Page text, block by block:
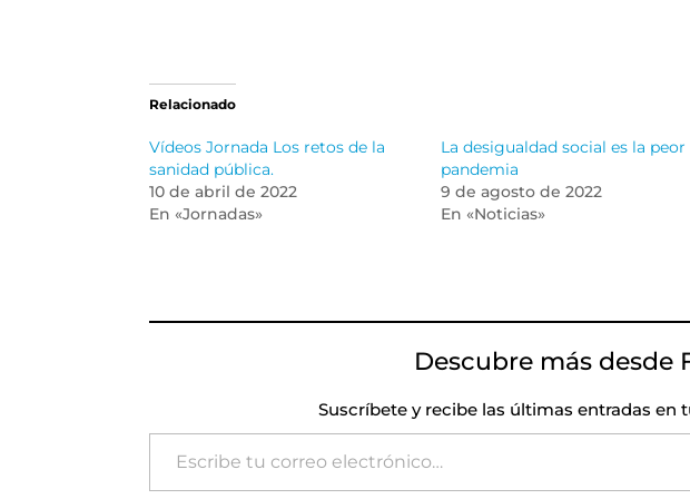
Relacionado
Vídeos Jornada Los retos de la
sanidad pública.
10 de abril de 2022
En «Jornadas»
La desigualdad social es la peor
pandemia
9 de agosto de 2022
En «Noticias»
Descubre más desde
Suscríbete y recibe las últimas entradas en
Escribe tu correo electrónico…